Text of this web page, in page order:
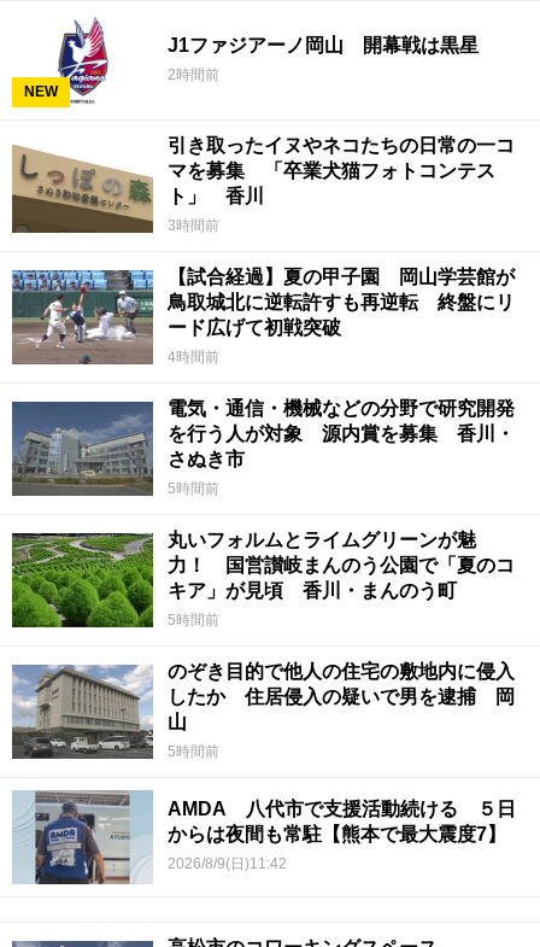
NEW
J1ファジアーノ岡山 開幕戦は黒星
2時間前
引き取ったイヌやネコたちの日常の一コ
マを募集 「卒業犬猫フォトコンテス
ト」 香川
3時間前
【試合経過】夏の甲子園 岡山学芸館が
鳥取城北に逆転許すも再逆転 終盤にリ
ード広げて初戦突破
4時間前
電気・通信・機械などの分野で研究開発
を行う人が対象 源内賞を募集 香川・
さぬき市
5時間前
丸いフォルムとライムグリーンが魅
力！ 国営讃岐まんのう公園で「夏のコ
キア」が見頃 香川・まんのう町
5時間前
のぞき目的で他人の住宅の敷地内に侵入
したか 住居侵入の疑いで男を逮捕 岡
山
5時間前
AMDA 八代市で支援活動続ける ５日
からは夜間も常駐【熊本で最大震度7】
2026/8/9(日)11:42